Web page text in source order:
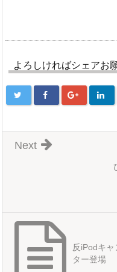
よろしければシェアお
Next
反iPodキ
ター登場